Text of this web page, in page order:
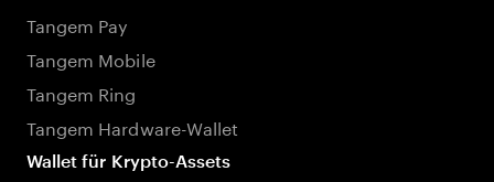
Tangem Pay
Tangem Mobile
Tangem Ring
Tangem Hardware-Wallet
Wallet für Krypto-Assets